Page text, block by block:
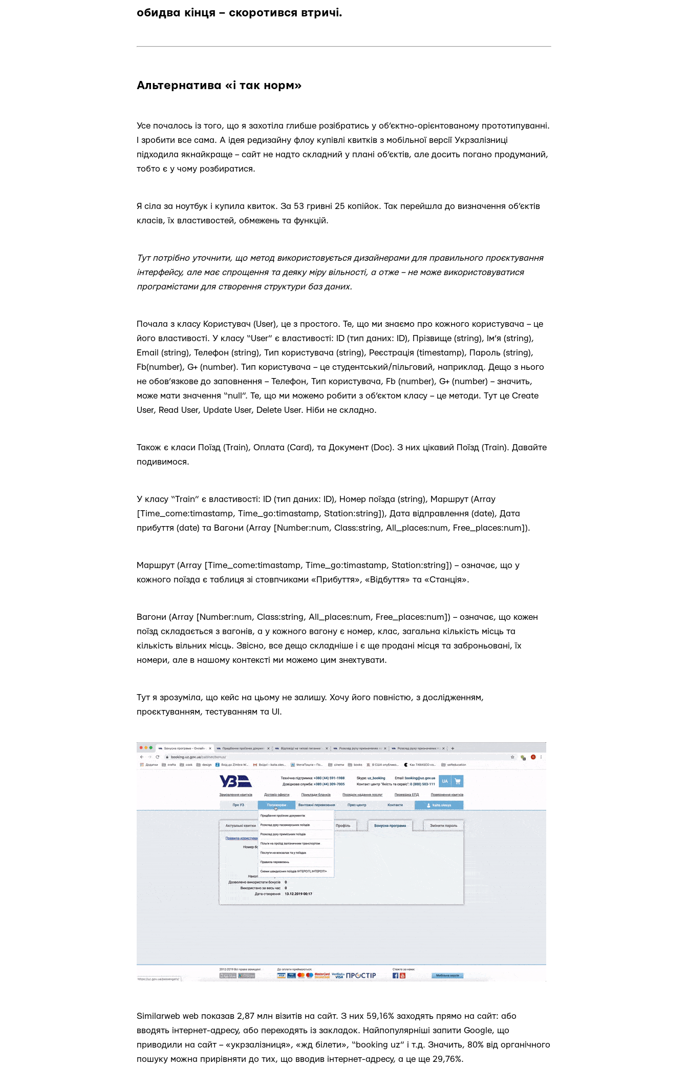
обидва кінця – скоротився втричі.
Альтернатива «і так норм»
Усе почалось із того, що я захотіла глибше розібратись у об’єктно-орієнтованому прототипуванні.
І зробити все сама. А ідея редизайну флоу купівлі квитків з мобільної версії Укрзалізниці
підходила якнайкраще – сайт не надто складний у плані об’єктів, але досить погано продуманий,
тобто є у чому розбиратися.
Я сіла за ноутбук і купила квиток. За 53 гривні 25 копійок. Так перейшла до визначення об’єктів
класів, їх властивостей, обмежень та функцій.
Тут потрібно уточнити, що метод використовується дизайнерами для правильного проєктування
інтерфейсу, але має спрощення та деяку міру вільності, а отже – не може використовуватися
програмістами для створення структури баз даних.
Почала з класу Користувач (User), це з простого. Те, що ми знаємо про кожного користувача – це
його властивості. У класу “User” є властивості: ID (тип даних: ID), Прізвище (string), Ім’я (string),
Еmail (string), Телефон (string), Тип користувача (string), Реєстрація (timestamp), Пароль (string),
Fb(number), G+ (number). Тип користувача – це студентський/пільговий, наприклад. Дещо з нього
не обов’язкове до заповнення – Телефон, Тип користувача, Fb (number), G+ (number) – значить,
може мати значення “null”. Те, що ми можемо робити з об’єктом класу – це методи. Тут це Create
User, Read User, Update User, Delete User. Ніби не складно.
Також є класи Поїзд (Train), Оплата (Card), та Документ (Doc). З них цікавий Поїзд (Train). Давайте
подивимося.
У класу “Train” є властивості: ID (тип даних: ID), Номер поїзда (string), Маршрут (Array
[Time_come:timastamp, Time_go:timastamp, Station:string]), Дата відправлення (date), Дата
прибуття (date) та Вагони (Array [Number:num, Class:string, All_places:num, Free_places:num]).
Маршрут (Array [Time_come:timastamp, Time_go:timastamp, Station:string]) – означає, що у
кожного поїзда є таблиця зі стовпчиками «Прибуття», «Відбуття» та «Станція».
Вагони (Array [Number:num, Class:string, All_places:num, Free_places:num]) – означає, що кожен
поїзд складається з вагонів, а у кожного вагону є номер, клас, загальна кількість місць та
кількість вільних місць. Звісно, все дещо складніше і є ще продані місця та заброньовані, їх
номери, але в нашому контексті ми можемо цим знехтувати.
Тут я зрозуміла, що кейс на цьому не залишу. Хочу його повністю, з дослідженням,
проєктуванням, тестуванням та UI.
Similarweb web показав 2,87 млн візитів на сайт. З них 59,16% заходять прямо на сайт: або
вводять інтернет-адресу, або переходять із закладок. Найпопулярніші запити Google, що
приводили на сайт – «укрзалізниця», «жд білети», “booking uz” і т.д. Значить, 80% від органічного
пошуку можна прирівняти до тих, що вводив інтернет-адресу, а це ще 29,76%.